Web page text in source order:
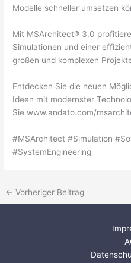
Modelle schneller umsetzen
Mit MSArchitect® 3.0
Simulationen und einer
großen und komplexen
Entdecken Sie die neuen
Ideen mit modernster
Siewww.andato.com/
#MSArchitect #Simulation
#SystemEngineering
← Vorheriger Beitrag